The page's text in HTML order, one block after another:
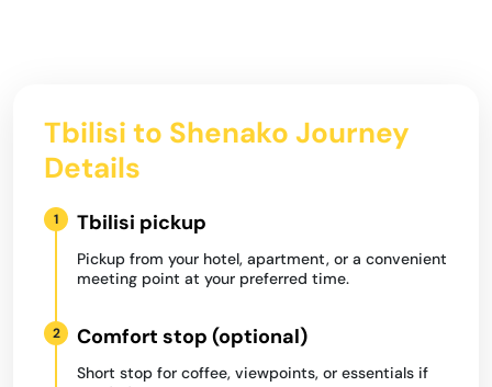
Tbilisi to Shenako Journey
Details
1 Tbilisi pickup
Pickup from your hotel, apartment, or a convenient
meeting point at your preferred time.
2 Comfort stop (optional)
Short stop for coffee, viewpoints, or essentials if